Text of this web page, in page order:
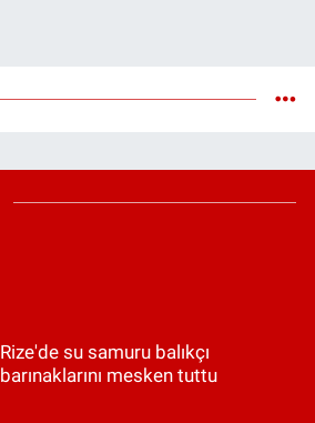
Rize'de su samuru balıkçı
barınaklarını mesken tuttu